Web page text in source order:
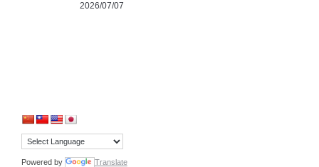
2026/07/07
Powered by Translate